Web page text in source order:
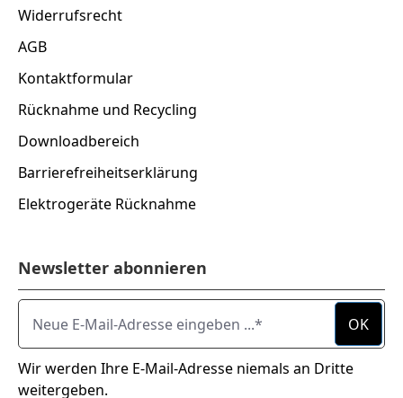
Widerrufsrecht
AGB
Kontaktformular
Rücknahme und Recycling
Downloadbereich
Barrierefreiheitserklärung
Elektrogeräte Rücknahme
Newsletter abonnieren
Neue E-Mail-Adresse eingeben ...
OK
Wir werden Ihre E-Mail-Adresse niemals an Dritte
weitergeben.